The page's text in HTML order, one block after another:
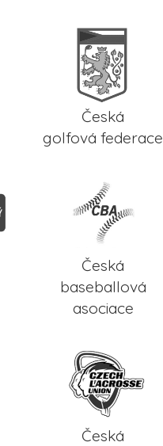
Česká
golfová federace
Česká
baseballová
asociace
Česká